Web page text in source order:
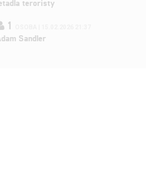
teroristy
1
Sandler